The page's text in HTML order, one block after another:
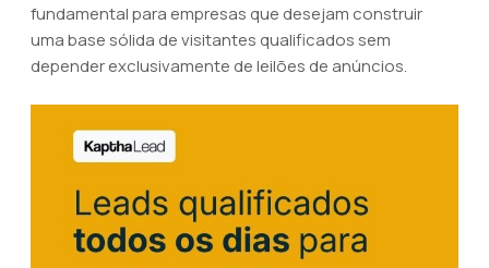
fundamental para empresas que desejam construir
uma base sólida de visitantes qualificados sem
depender exclusivamente de leilões de anúncios.